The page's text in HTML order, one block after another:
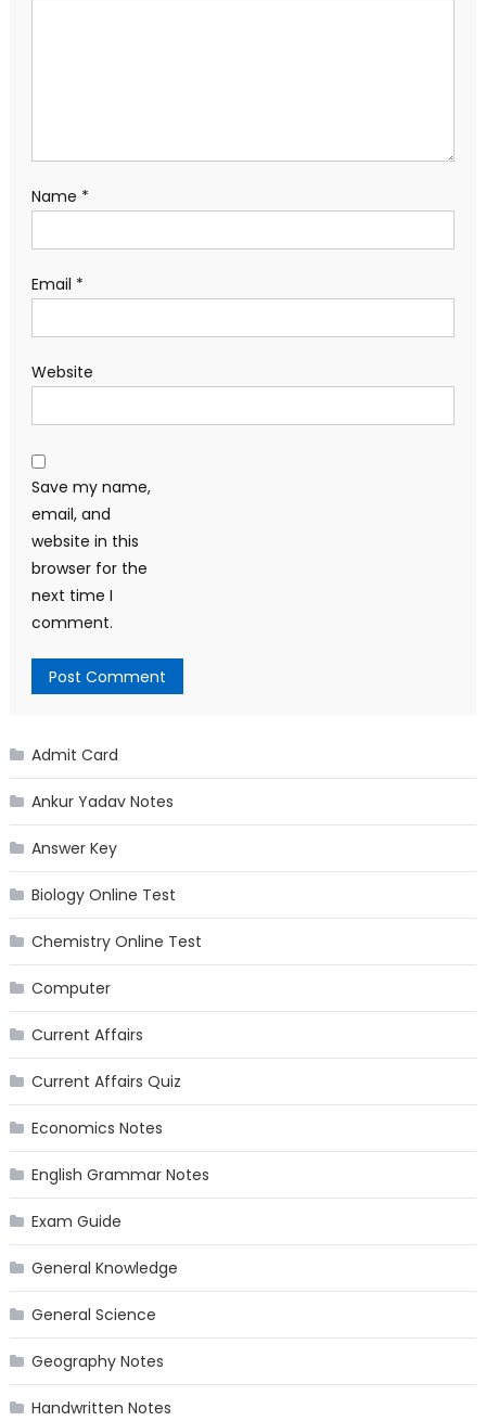
Name *
Email *
Website
Save my name,
email, and
website in this
browser for the
next time I
comment.
Admit Card
Ankur Yadav Notes
Answer Key
Biology Online Test
Chemistry Online Test
Computer
Current Affairs
Current Affairs Quiz
Economics Notes
English Grammar Notes
Exam Guide
General Knowledge
General Science
Geography Notes
Handwritten Notes